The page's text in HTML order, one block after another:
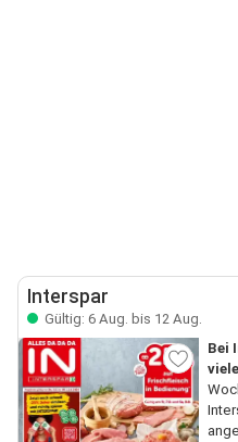
Interspar
Gültig: 6 Aug. bis 12 Aug.
Bei